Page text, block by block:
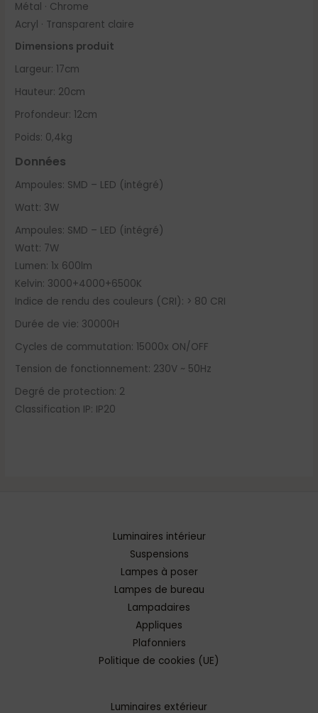
Métal · Chrome
Acryl · Transparent claire
Dimensions produit
Largeur: 17cm
Hauteur: 20cm
Profondeur: 12cm
Poids: 0,4kg
Données
Ampoules: SMD – LED (intégré)
Watt: 3W
Ampoules: SMD – LED (intégré)
Watt: 7W
Lumen: 1x 600lm
Kelvin: 3000+4000+6500K
Indice de rendu des couleurs (CRI): > 80 CRI
Durée de vie: 30000H
Cycles de commutation: 15000x ON/OFF
Tension de fonctionnement: 230V ~ 50Hz
Degré de protection: 2
Classification IP: IP20
Luminaires intérieur
Suspensions
Lampes à poser
Lampes de bureau
Lampadaires
Appliques
Plafonniers
Politique de cookies (UE)
Luminaires extérieur